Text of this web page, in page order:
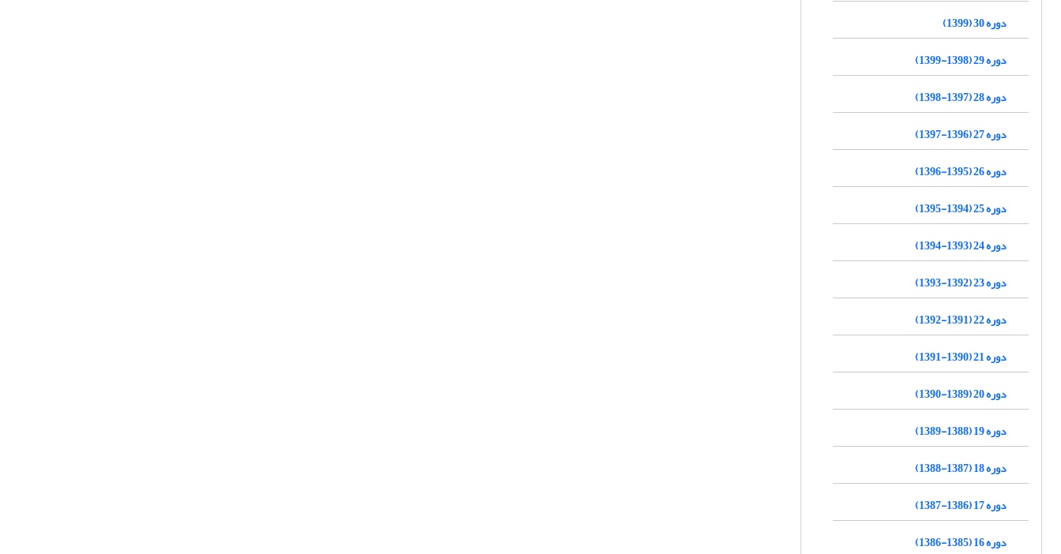
دوره 30 (1399)
دوره 29 (1398-1399)
دوره 28 (1397-1398)
دوره 27 (1396-1397)
دوره 26 (1395-1396)
دوره 25 (1394-1395)
دوره 24 (1393-1394)
دوره 23 (1392-1393)
دوره 22 (1391-1392)
دوره 21 (1390-1391)
دوره 20 (1389-1390)
دوره 19 (1388-1389)
دوره 18 (1387-1388)
دوره 17 (1386-1387)
دوره 16 (1385-1386)